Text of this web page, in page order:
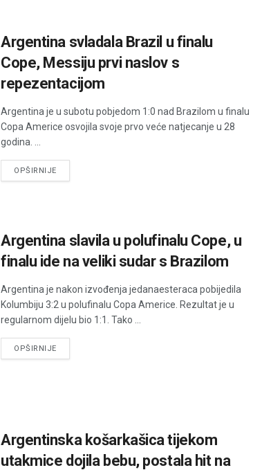
Argentina svladala Brazil u finalu
Cope, Messiju prvi naslov s
repezentacijom
Argentina je u subotu pobjedom 1:0 nad Brazilom u finalu
Copa Americe osvojila svoje prvo veće natjecanje u 28
godina. ...
OPŠIRNIJEDETAILS
Argentina slavila u polufinalu Cope, u
finalu ide na veliki sudar s Brazilom
Argentina je nakon izvođenja jedanaesteraca pobijedila
Kolumbiju 3:2 u polufinalu Copa Americe. Rezultat je u
regularnom dijelu bio 1:1. Tako ...
OPŠIRNIJEDETAILS
Argentinska košarkašica tijekom
utakmice dojila bebu, postala hit na